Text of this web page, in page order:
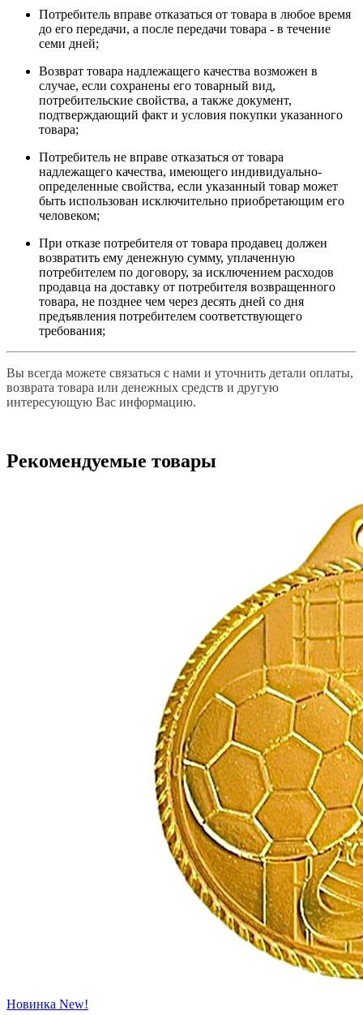
Потребитель вправе отказаться от товара в любое время
до его передачи, а после передачи товара - в течение
семи дней;
Возврат товара надлежащего качества возможен в
случае, если сохранены его товарный вид,
потребительские свойства, а также документ,
подтверждающий факт и условия покупки указанного
товара;
Потребитель не вправе отказаться от товара
надлежащего качества, имеющего индивидуально-
определенные свойства, если указанный товар может
быть использован исключительно приобретающим его
человеком;
При отказе потребителя от товара продавец должен
возвратить ему денежную сумму, уплаченную
потребителем по договору, за исключением расходов
продавца на доставку от потребителя возвращенного
товара, не позднее чем через десять дней со дня
предъявления потребителем соответствующего
требования;
Вы всегда можете связаться с нами и уточнить детали оплаты,
возврата товара или денежных средств и другую
интересующую Вас информацию.
Рекомендуемые товары
Новинка New!